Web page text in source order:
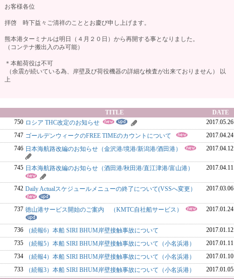
お客様各位
拝啓 時下益々ご清祥のこととお慶び申し上げます。
熊本港ターミナルは明日（４月２０日）から再開する事となりました。
（コンテナ搬出入のみ可能）
＊本船荷役は不可
（余震が続いている為、岸壁及び荷役機器の詳細な検査が出来ておりません） 以
上
TITLE
DATE
750 ロシア THC改定のお知らせ
2017.05.26
747 ゴールデンウィークのFREE TIMEのカウントについて
2017.04.24
746 日本海航路改編のお知らせ（金沢港/境港/新潟港/酒田港） 2017.04.12
745 日本海航路改編のお知らせ（酒田港/秋田港/直江津港/富山港） 2017.04.11
742 Daily Actualスケジュールメニューの終了について(VSSへ変更） 2017.03.06
737 徳山港サービス開始のご案内 （KMTC自社船サービス） 2017.01.24
736 （続報6）本船 SIRI BHUM岸壁接触事故について
2017.01.12
735
（続報5）本船 SIRI BHUM岸壁接触事故について（小名浜港）
2017.01.11
734
（続報4）本船 SIRI BHUM岸壁接触事故について（小名浜港）
2017.01.10
733
（続報3）本船 SIRI BHUM岸壁接触事故について（小名浜港） 2017.01.05